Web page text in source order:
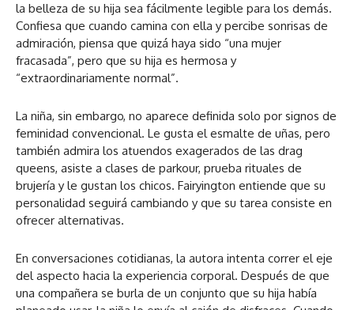
la belleza de su hija sea fácilmente legible para los demás.
Confiesa que cuando camina con ella y percibe sonrisas de
admiración, piensa que quizá haya sido “una mujer
fracasada”, pero que su hija es hermosa y
“extraordinariamente normal”.
La niña, sin embargo, no aparece definida solo por signos de
feminidad convencional. Le gusta el esmalte de uñas, pero
también admira los atuendos exagerados de las drag
queens, asiste a clases de parkour, prueba rituales de
brujería y le gustan los chicos. Fairyington entiende que su
personalidad seguirá cambiando y que su tarea consiste en
ofrecer alternativas.
En conversaciones cotidianas, la autora intenta correr el eje
del aspecto hacia la experiencia corporal. Después de que
una compañera se burla de un conjunto que su hija había